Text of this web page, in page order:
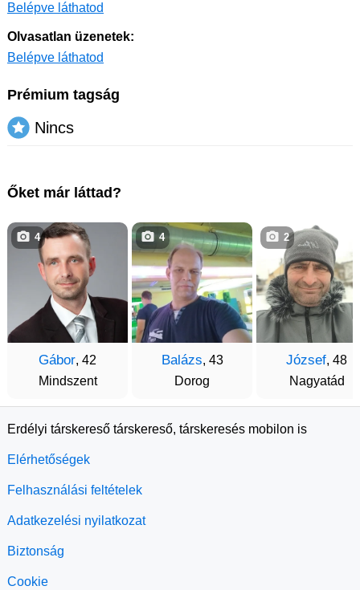
Belépve láthatod
Olvasatlan üzenetek:
Belépve láthatod
Prémium tagság
Nincs
Őket már láttad?
Gábor, 42
Mindszent
4
Balázs, 43
Dorog
4
József, 48
Nagyatád
2
Erdélyi társkereső társkereső, társkeresés mobilon is
Elérhetőségek
Felhasználási feltételek
Adatkezelési nyilatkozat
Biztonság
Cookie